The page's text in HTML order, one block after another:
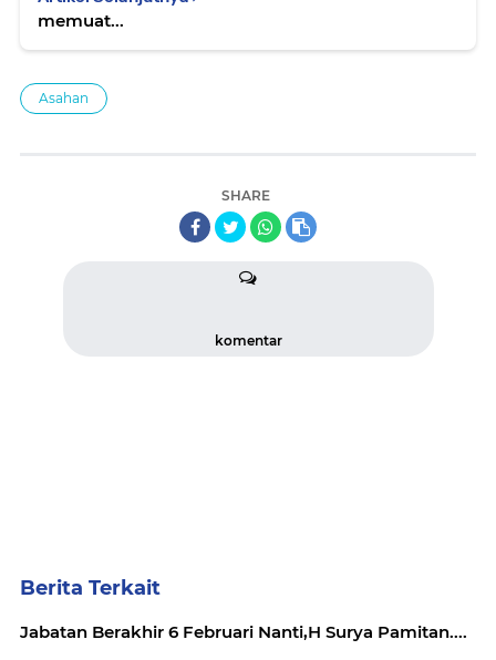
memuat...
Asahan
SHARE
komentar
Berita Terkait
Jabatan Berakhir 6 Februari Nanti,H Surya Pamitan....